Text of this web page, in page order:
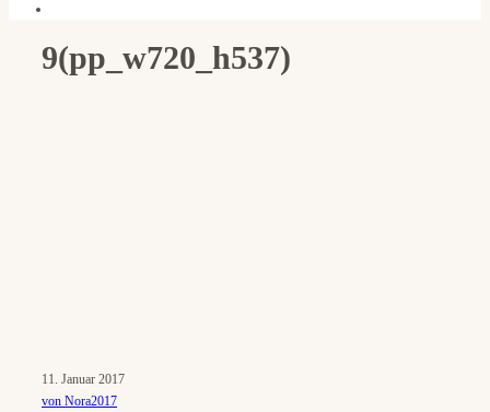
9(pp_w720_h537)
11. Januar 2017
von Nora2017